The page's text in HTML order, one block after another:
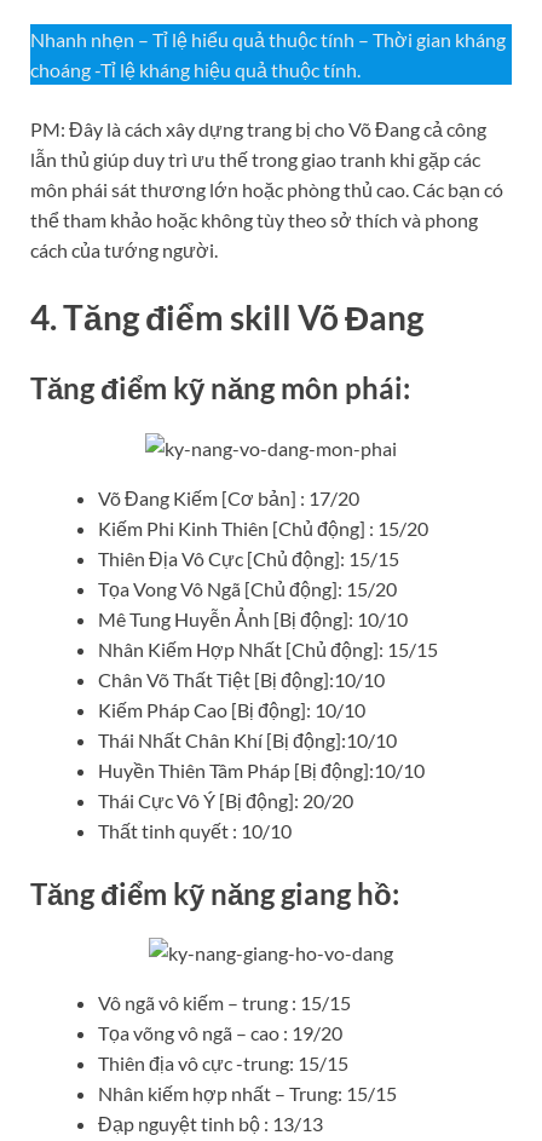
Nhanh nhẹn – Tỉ lệ hiểu quả thuộc tính – Thời gian kháng
choáng -Tỉ lệ kháng hiệu quả thuộc tính.
PM: Đây là cách xây dựng trang bị cho Võ Đang cả công
lẫn thủ giúp duy trì ưu thế trong giao tranh khi gặp các
môn phái sát thương lớn hoặc phòng thủ cao. Các bạn có
thể tham khảo hoặc không tùy theo sở thích và phong
cách của tướng người.
4. Tăng điểm skill Võ Đang
Tăng điểm kỹ năng môn phái:
Võ Đang Kiếm [Cơ bản] : 17/20
Kiếm Phi Kinh Thiên [Chủ động] : 15/20
Thiên Địa Vô Cực [Chủ động]: 15/15
Tọa Vong Vô Ngã [Chủ động]: 15/20
Mê Tung Huyễn Ảnh [Bị động]: 10/10
Nhân Kiếm Hợp Nhất [Chủ động]: 15/15
Chân Võ Thất Tiệt [Bị động]:10/10
Kiếm Pháp Cao [Bị động]: 10/10
Thái Nhất Chân Khí [Bị động]:10/10
Huyền Thiên Tâm Pháp [Bị động]:10/10
Thái Cực Vô Ý [Bị động]: 20/20
Thất tinh quyết : 10/10
Tăng điểm kỹ năng giang hồ:
Vô ngã vô kiếm – trung : 15/15
Tọa võng vô ngã – cao : 19/20
Thiên địa vô cực -trung: 15/15
Nhân kiếm hợp nhất – Trung: 15/15
Đạp nguyệt tinh bộ : 13/13